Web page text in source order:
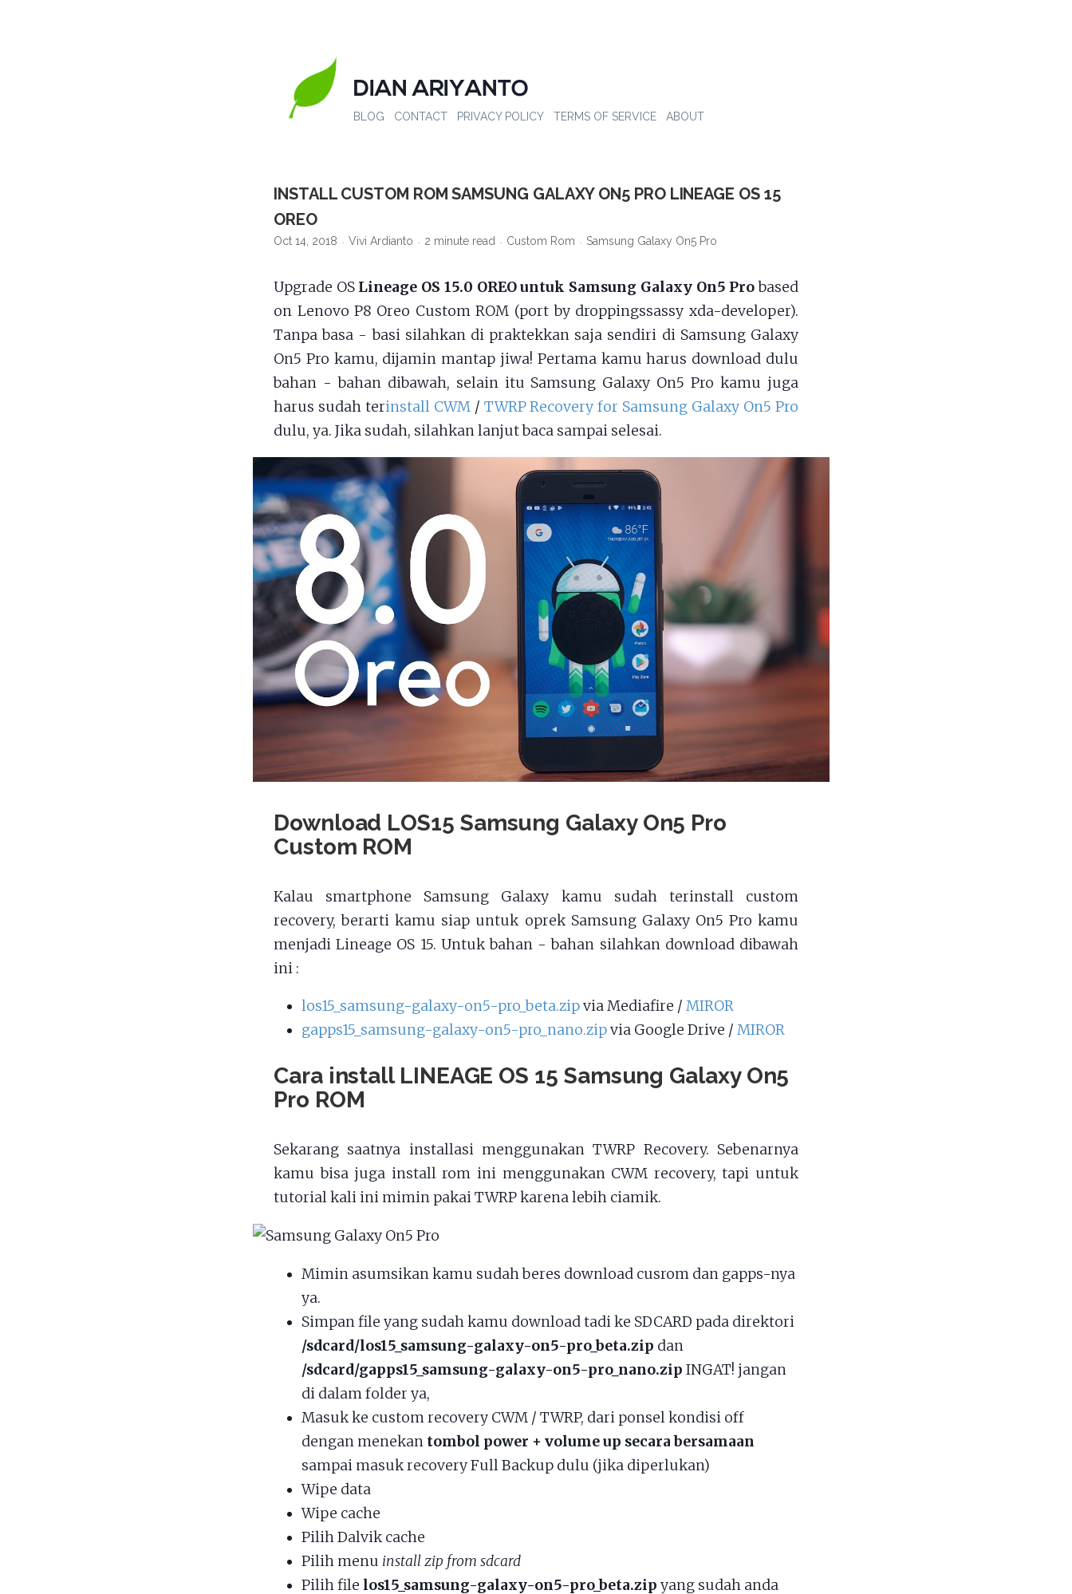
DIAN ARIYANTO
BLOG CONTACT PRIVACY POLICY TERMS OF SERVICE ABOUT
INSTALL CUSTOM ROM SAMSUNG GALAXY ON5 PRO LINEAGE OS 15
OREO
Oct 14, 2018 Vivi Ardianto 2 minute read Custom Rom Samsung Galaxy On5 Pro
Upgrade OS Lineage OS 15.0 OREO untuk Samsung Galaxy On5 Probased
on Lenovo P8 Oreo Custom ROM (port by droppingssassy xda-developer).
Tanpa basa - basi silahkan di praktekkan saja sendiri di Samsung Galaxy
On5 Pro kamu, dijamin mantap jiwa! Pertama kamu harus download dulu
bahan - bahan dibawah, selain itu Samsung Galaxy On5 Pro kamu juga
harus sudah terinstall CWM/ TWRP Recovery for Samsung Galaxy On5 Pro
dulu, ya. Jika sudah, silahkan lanjut baca sampai selesai.
Download LOS15 Samsung Galaxy On5 Pro
Custom ROM
Kalau smartphone Samsung Galaxy kamu sudah terinstall custom
recovery, berarti kamu siap untuk oprek Samsung Galaxy On5 Pro kamu
menjadi Lineage OS 15. Untuk bahan - bahan silahkan download dibawah
ini :
los15_samsung-galaxy-on5-pro_beta.zipvia Mediafire /MIROR
gapps15_samsung-galaxy-on5-pro_nano.zipvia Google Drive /MIROR
Cara install LINEAGE OS 15 Samsung Galaxy On5
Pro ROM
Sekarang saatnya installasi menggunakan TWRP Recovery. Sebenarnya
kamu bisa juga install rom ini menggunakan CWM recovery, tapi untuk
tutorial kali ini mimin pakai TWRP karena lebih ciamik.
Mimin asumsikan kamu sudah beres download cusrom dan gapps-nya
ya.
Simpan file yang sudah kamu download tadi ke SDCARD pada direktori
/sdcard/los15_samsung-galaxy-on5-pro_beta.zip dan
/sdcard/gapps15_samsung-galaxy-on5-pro_nano.zip INGAT! jangan
di dalam folder ya,
Masuk ke custom recovery CWM / TWRP, dari ponsel kondisi off
dengan menekan tombol power + volume up secara bersamaan
sampai masuk recovery Full Backup dulu (jika diperlukan)
Wipe data
Wipe cache
Pilih Dalvik cache
Pilih menu install zip from sdcard
Pilih file los15_samsung-galaxy-on5-pro_beta.zip yang sudah anda